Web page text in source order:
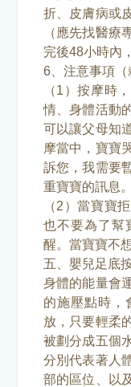
折、皮膚病或
（應先找醫療
完後48小時內
6、注意事項（
（1）按摩時
情、身體活動
可以讓父母知
摩當中，寶寶
訴您，我需要
重寶寶的訊息。
（2）當寶寶
也不要為了幫
醒。當寶寶不
五、嬰兒足底
身體的能量會
的施壓點時，
放，只要輕柔
被劃分成五個
分別代表著人
部的區位、以